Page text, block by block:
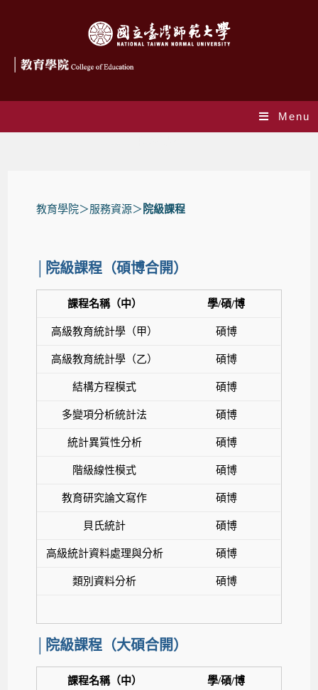
Menu
教育學院＞服務資源＞院級課程
│院級課程（碩博合開）
課程名稱（中） 學/碩/博
高級教育統計學（甲） 碩博
高級教育統計學（乙） 碩博
結構方程模式 碩博
多變項分析統計法 碩博
統計異質性分析 碩博
階級線性模式 碩博
教育研究論文寫作 碩博
貝氏統計 碩博
高級統計資料處理與分析 碩博
類別資料分析 碩博
│院級課程（大碩合開）
課程名稱（中） 學/碩/博